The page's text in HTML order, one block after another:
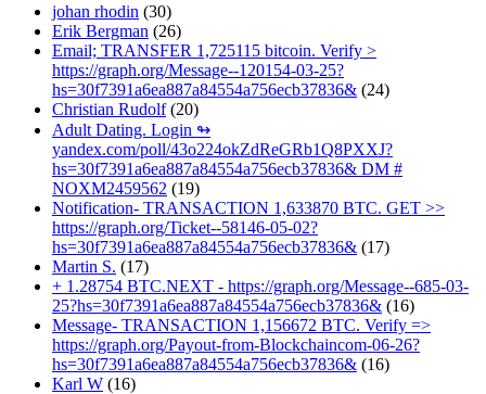
johan rhodin (30)
Erik Bergman (26)
Email; TRANSFER 1,725115 bitcoin. Verify >
https://graph.org/Message--120154-03-25?
hs=30f7391a6ea887a84554a756ecb37836& (24)
Christian Rudolf(20)
Adult Dating. Login ↬
yandex.com/poll/43o224okZdReGRb1Q8PXXJ?
hs=30f7391a6ea887a84554a756ecb37836& DM #
NOXM2459562 (19)
Notification- TRANSACTION 1,633870 BTC. GET >>
https://graph.org/Ticket--58146-05-02?
hs=30f7391a6ea887a84554a756ecb37836& (17)
Martin S. (17)
+ 1.28754 BTC.NEXT - https://graph.org/Message--685-03-
25?hs=30f7391a6ea887a84554a756ecb37836& (16)
Message- TRANSACTION 1,156672 BTC. Verify =>
https://graph.org/Payout-from-Blockchaincom-06-26?
hs=30f7391a6ea887a84554a756ecb37836& (16)
Karl W (16)